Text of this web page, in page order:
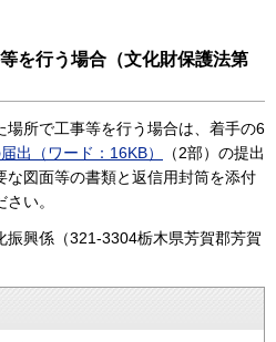
を行う場合（文化財保護法第
所で工事等を行う場合は、着手の6
出（ワード：16KB）
（2部）の提出
図面等の書類と返信用封筒を添付
い。
振興係（321-3304栃木県芳賀郡芳賀